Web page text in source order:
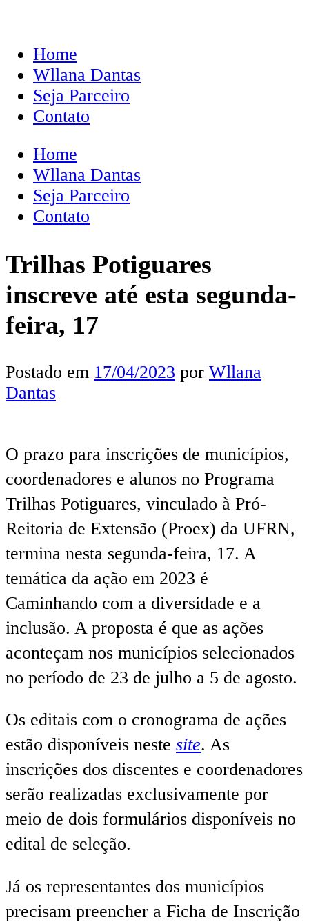
Home
Wllana Dantas
Seja Parceiro
Contato
Home
Wllana Dantas
Seja Parceiro
Contato
Trilhas Potiguares
inscreve até esta segunda-
feira, 17
Postado em 17/04/2023 por Wllana
Dantas
O prazo para inscrições de municípios,
coordenadores e alunos no Programa
Trilhas Potiguares, vinculado à Pró-
Reitoria de Extensão (Proex) da UFRN,
termina nesta segunda-feira, 17. A
temática da ação em 2023 é
Caminhando com a diversidade e a
inclusão. A proposta é que as ações
aconteçam nos municípios selecionados
no período de 23 de julho a 5 de agosto.
Os editais com o cronograma de ações
estão disponíveis neste site. As
inscrições dos discentes e coordenadores
serão realizadas exclusivamente por
meio de dois formulários disponíveis no
edital de seleção.
Já os representantes dos municípios
precisam preencher a Ficha de Inscrição